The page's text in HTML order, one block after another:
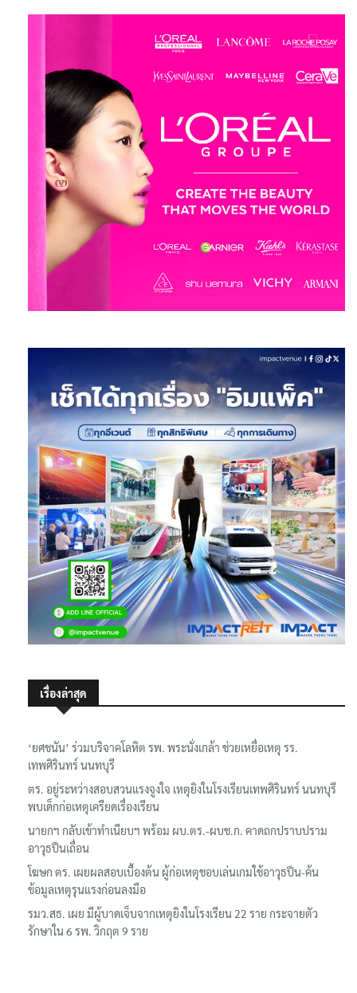
เรื่องล่าสุด
‘ยศชนัน’ ร่วมบริจาคโลหิต รพ. พระนั่งเกล้า ช่วยเหยื่อเหตุ รร.
เทพศิรินทร์ นนทบุรี
ตร. อยู่ระหว่างสอบสวนแรงจูงใจ เหตุยิงในโรงเรียนเทพศิรินทร์ นนทบุรี
พบเด็กก่อเหตุเครียดเรื่องเรียน
นายกฯ กลับเข้าทำเนียบฯ พร้อม ผบ.ตร.-ผบช.ก. คาดถกปราบปราม
อาวุธปืนเถื่อน
โฆษก ตร. เผยผลสอบเบื้องต้น ผู้ก่อเหตุชอบเล่นเกมใช้อาวุธปืน-ค้น
ข้อมูลเหตุรุนแรงก่อนลงมือ
รมว.สธ. เผย มีผู้บาดเจ็บจากเหตุยิงในโรงเรียน 22 ราย กระจายตัว
รักษาใน 6 รพ. วิกฤต 9 ราย